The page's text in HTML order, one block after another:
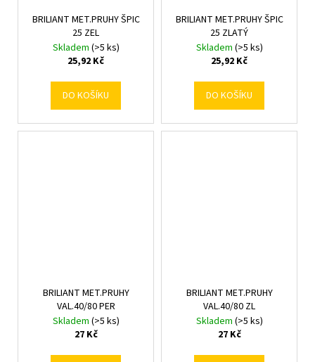
BRILIANT MET.PRUHY ŠPIC
25 ZEL
Skladem (>5 ks)
25,92 Kč
DO KOŠÍKU
BRILIANT MET.PRUHY ŠPIC
25 ZLATÝ
Skladem (>5 ks)
25,92 Kč
DO KOŠÍKU
BRILIANT MET.PRUHY
VAL.40/80 PER
Skladem (>5 ks)
27 Kč
BRILIANT MET.PRUHY
VAL.40/80 ZL
Skladem (>5 ks)
27 Kč